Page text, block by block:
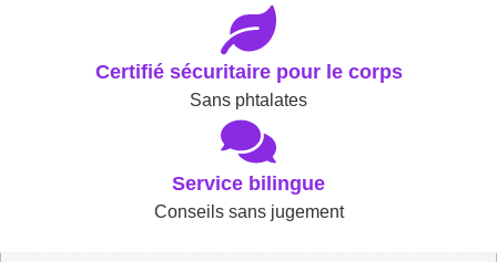
Certifié sécuritaire pour le corps
Sans phtalates
Service bilingue
Conseils sans jugement